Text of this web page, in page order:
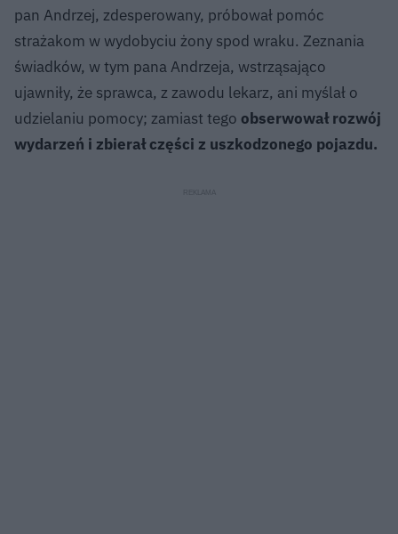
pan Andrzej, zdesperowany, próbował pomóc
strażakom w wydobyciu żony spod wraku. Zeznania
świadków, w tym pana Andrzeja, wstrząsająco
ujawniły, że sprawca, z zawodu lekarz, ani myślał o
udzielaniu pomocy; zamiast tego obserwował rozwój
wydarzeń i zbierał części z uszkodzonego pojazdu.